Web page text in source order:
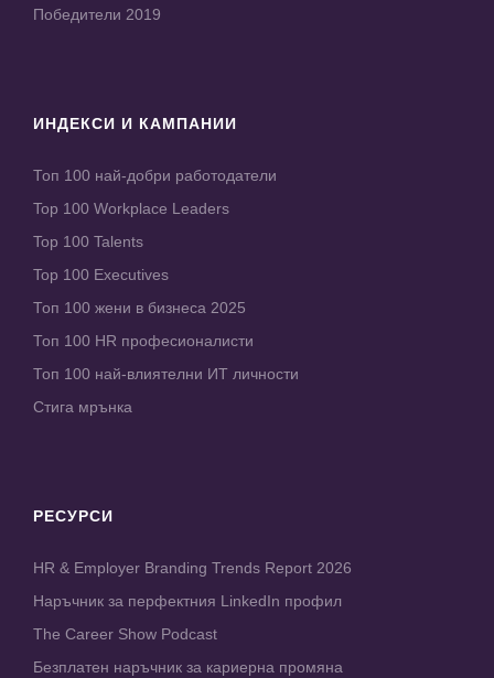
Победители 2019
ИНДЕКСИ И КАМПАНИИ
Топ 100 най-добри работодатели
Top 100 Workplace Leaders
Top 100 Talents
Top 100 Executives
Топ 100 жени в бизнеса 2025
Топ 100 HR професионалисти
Топ 100 най-влиятелни ИТ личности
Стига мрънка
РЕСУРСИ
HR & Employer Branding Trends Report 2026
Наръчник за перфектния LinkedIn профил
The Career Show Podcast
Безплатен наръчник за кариерна промяна